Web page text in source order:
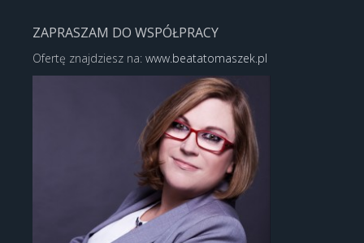
ZAPRASZAM DO WSPÓŁPRACY
Ofertę znajdziesz na: www.beatatomaszek.pl